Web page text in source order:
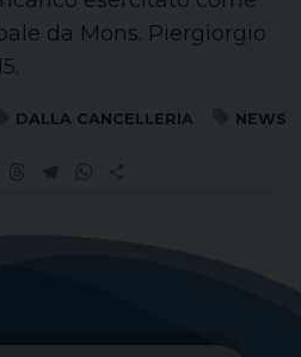
da Mons. Piergiorgio
DALLA CANCELLERIA
NEWS